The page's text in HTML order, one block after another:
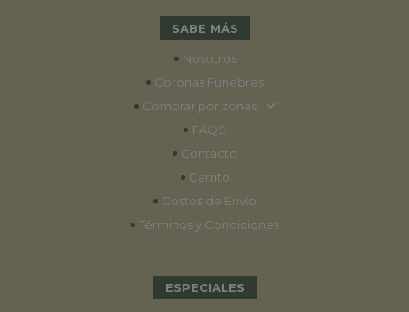
SABE MÁS
• Nosotros
• Coronas Fúnebres
• Comprar por zonas
• FAQS
• Contacto
• Carrito
• Costos de Envío
• Términos y Condiciones
ESPECIALES